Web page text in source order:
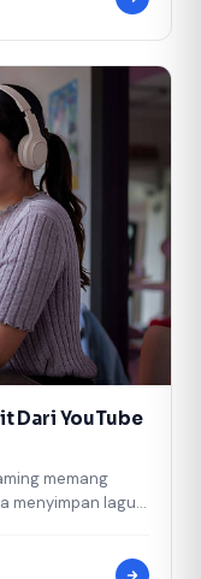
Dari YouTube
memang
menyimpan lagu